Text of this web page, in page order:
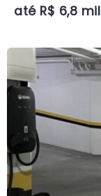
até R$ 6,8 mil